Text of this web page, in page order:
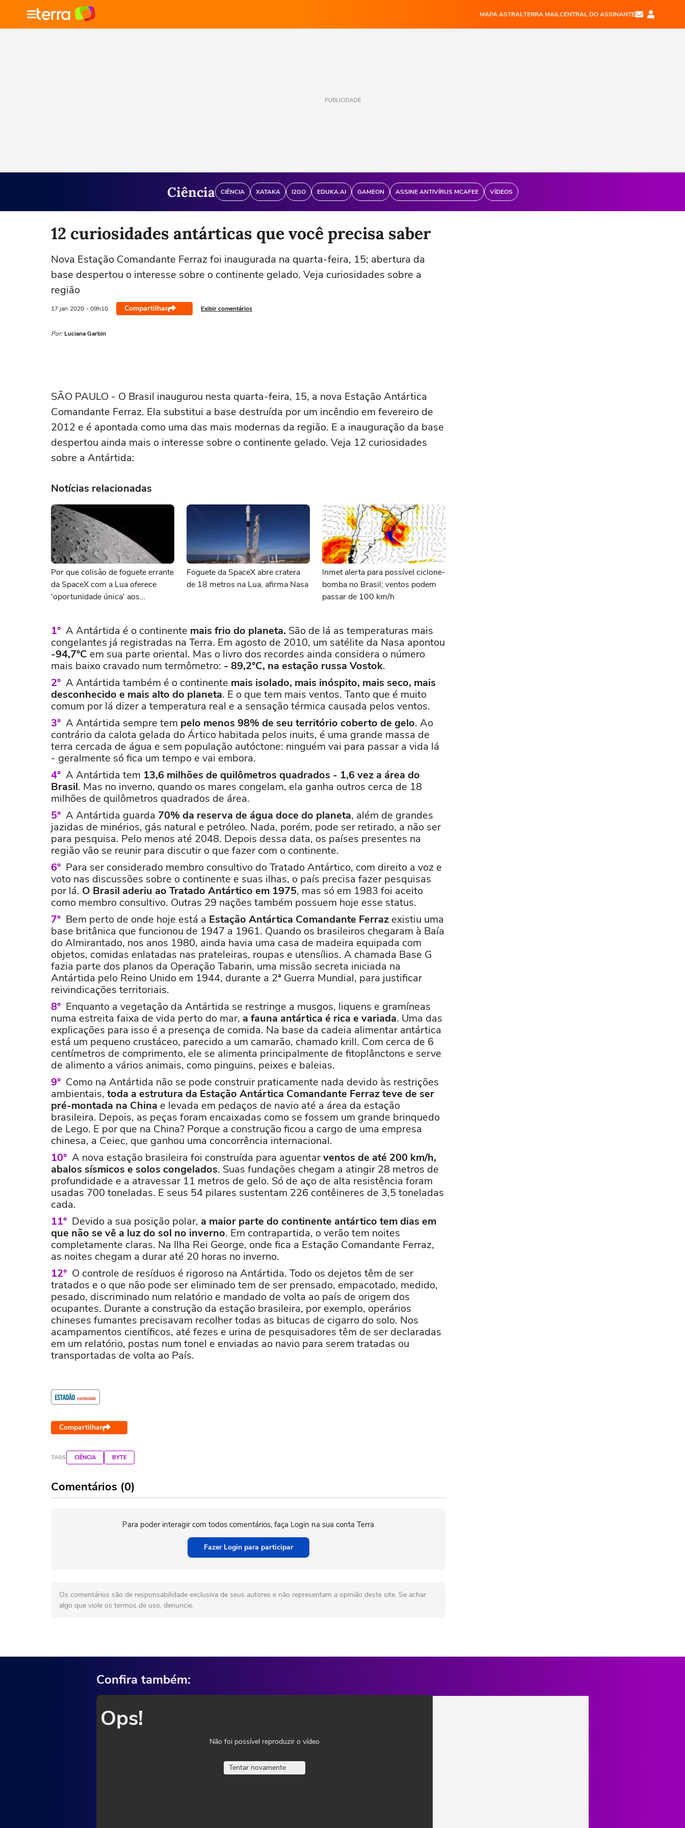
MAPA ASTRALTERRA MAILCENTRAL DO ASSINANTE
PUBLICIDADE
Ciência CIÊNCIA XATAKA I2GO EDUKA.AI GAMEON ASSINE ANTIVÍRUS MCAFEE VÍDEOS
12 curiosidades antárticas que você precisa saber
Nova Estação Comandante Ferraz foi inaugurada na quarta-feira, 15; abertura da
base despertou o interesse sobre o continente gelado. Veja curiosidades sobre a
região
17 jan 2020 - 09h10 Compartilhar Exibir comentários
Por: Luciana Garbin
SÃO PAULO - O Brasil inaugurou nesta quarta-feira, 15, a nova Estação Antártica
Comandante Ferraz. Ela substitui a base destruída por um incêndio em fevereiro de
2012 e é apontada como uma das mais modernas da região. E a inauguração da base
despertou ainda mais o interesse sobre o continente gelado. Veja 12 curiosidades
sobre a Antártida:
Notícias relacionadas
Por que colisão de foguete errante
da SpaceX com a Lua oferece
'oportunidade única' aos
Foguete da SpaceX abre cratera
de 18 metros na Lua, afirma Nasa
Inmet alerta para possível ciclone-
bomba no Brasil; ventos podem
passar de 100 km/h
A Antártida é o continente mais frio do planeta. São de lá as temperaturas mais
congelantes já registradas na Terra. Em agosto de 2010, um satélite da Nasa apontou
-94,7°C em sua parte oriental. Mas o livro dos recordes ainda considera o número
mais baixo cravado num termômetro: - 89,2°C, na estação russa Vostok.
A Antártida também é o continente mais isolado, mais inóspito, mais seco, mais
desconhecido e mais alto do planeta. E o que tem mais ventos. Tanto que é muito
comum por lá dizer a temperatura real e a sensação térmica causada pelos ventos.
A Antártida sempre tem pelo menos 98% de seu território coberto de gelo. Ao
contrário da calota gelada do Ártico habitada pelos inuits, é uma grande massa de
terra cercada de água e sem população autóctone: ninguém vai para passar a vida lá
- geralmente só fica um tempo e vai embora.
A Antártida tem 13,6 milhões de quilômetros quadrados - 1,6 vez a área do
Brasil. Mas no inverno, quando os mares congelam, ela ganha outros cerca de 18
milhões de quilômetros quadrados de área.
A Antártida guarda 70% da reserva de água doce do planeta, além de grandes
jazidas de minérios, gás natural e petróleo. Nada, porém, pode ser retirado, a não ser
para pesquisa. Pelo menos até 2048. Depois dessa data, os países presentes na
região vão se reunir para discutir o que fazer com o continente.
Para ser considerado membro consultivo do Tratado Antártico, com direito a voz e
voto nas discussões sobre o continente e suas ilhas, o país precisa fazer pesquisas
por lá. O Brasil aderiu ao Tratado Antártico em 1975, mas só em 1983 foi aceito
como membro consultivo. Outras 29 nações também possuem hoje esse status.
Bem perto de onde hoje está a Estação Antártica Comandante Ferraz existiu uma
base britânica que funcionou de 1947 a 1961. Quando os brasileiros chegaram à Baía
do Almirantado, nos anos 1980, ainda havia uma casa de madeira equipada com
objetos, comidas enlatadas nas prateleiras, roupas e utensílios. A chamada Base G
fazia parte dos planos da Operação Tabarin, uma missão secreta iniciada na
Antártida pelo Reino Unido em 1944, durante a 2ª Guerra Mundial, para justificar
reivindicações territoriais.
Enquanto a vegetação da Antártida se restringe a musgos, liquens e gramíneas
numa estreita faixa de vida perto do mar, a fauna antártica é rica e variada. Uma das
explicações para isso é a presença de comida. Na base da cadeia alimentar antártica
está um pequeno crustáceo, parecido a um camarão, chamado krill. Com cerca de 6
centímetros de comprimento, ele se alimenta principalmente de fitoplânctons e serve
de alimento a vários animais, como pinguins, peixes e baleias.
Como na Antártida não se pode construir praticamente nada devido às restrições
ambientais, toda a estrutura da Estação Antártica Comandante Ferraz teve de ser
pré-montada na China e levada em pedaços de navio até a área da estação
brasileira. Depois, as peças foram encaixadas como se fossem um grande brinquedo
de Lego. E por que na China? Porque a construção ficou a cargo de uma empresa
chinesa, a Ceiec, que ganhou uma concorrência internacional.
A nova estação brasileira foi construída para aguentarventos de até 200 km/h,
abalos sísmicos e solos congelados. Suas fundações chegam a atingir 28 metros de
profundidade e a atravessar 11 metros de gelo. Só de aço de alta resistência foram
usadas 700 toneladas. E seus 54 pilares sustentam 226 contêineres de 3,5 toneladas
cada.
Devido a sua posição polar, a maior parte do continente antártico tem dias em
que não se vê a luz do sol no inverno. Em contrapartida, o verão tem noites
completamente claras. Na Ilha Rei George, onde fica a Estação Comandante Ferraz,
as noites chegam a durar até 20 horas no inverno.
O controle de resíduos é rigoroso na Antártida. Todo os dejetos têm de ser
tratados e o que não pode ser eliminado tem de ser prensado, empacotado, medido,
pesado, discriminado num relatório e mandado de volta ao país de origem dos
ocupantes. Durante a construção da estação brasileira, por exemplo, operários
chineses fumantes precisavam recolher todas as bitucas de cigarro do solo. Nos
acampamentos científicos, até fezes e urina de pesquisadores têm de ser declaradas
em um relatório, postas num tonel e enviadas ao navio para serem tratadas ou
transportadas de volta ao País.
Compartilhar
TAGS CIÊNCIA BYTE
Comentários (0)
Para poder interagir com todos comentários, faça Login na sua conta Terra
Fazer Login para participar
Os comentários são de responsabilidade exclusiva de seus autores e não representam a opinião deste site. Se achar
algo que viole os termos de uso, denuncie.
Confira também:
Ops!
Não foi possível reproduzir o vídeo
Tentar novamente